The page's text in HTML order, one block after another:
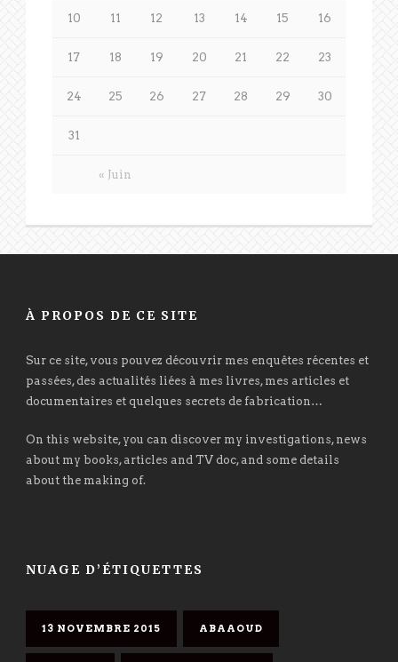
« Juin
10 11 12 13 14 15 16
17 18 19 20 21 22 23
24 25 26 27 28 29 30
31
À PROPOS DE CE SITE
Sur ce site, vous pouvez découvrir mes enquêtes récentes et
passées, des actualités liées à mes livres, mes articles et
documentaires et quelques secrets de fabrication…
On this website, you can discover my investigations, news
about my books, articles and TV doc, and some details
about the making of.
NUAGE D’ÉTIQUETTES
13 NOVEMBRE 2015 ABAAOUD